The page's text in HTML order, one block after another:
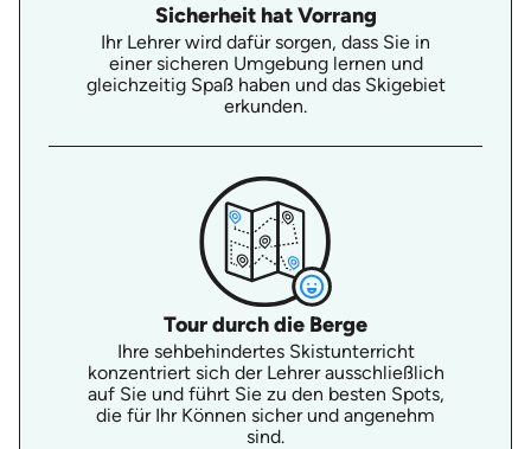
Sicherheit hat Vorrang
Ihr Lehrer wird dafür sorgen, dass Sie in
einer sicheren Umgebung lernen und
gleichzeitig Spaß haben und das Skigebiet
erkunden.
Tour durch die Berge
Ihre sehbehindertes Skistunterricht
konzentriert sich der Lehrer ausschließlich
auf Sie und führt Sie zu den besten Spots,
die für Ihr Können sicher und angenehm
sind.